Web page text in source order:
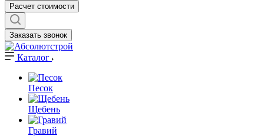
Расчет стоимости
Заказать звонок
Каталог
Песок
Щебень
Гравий